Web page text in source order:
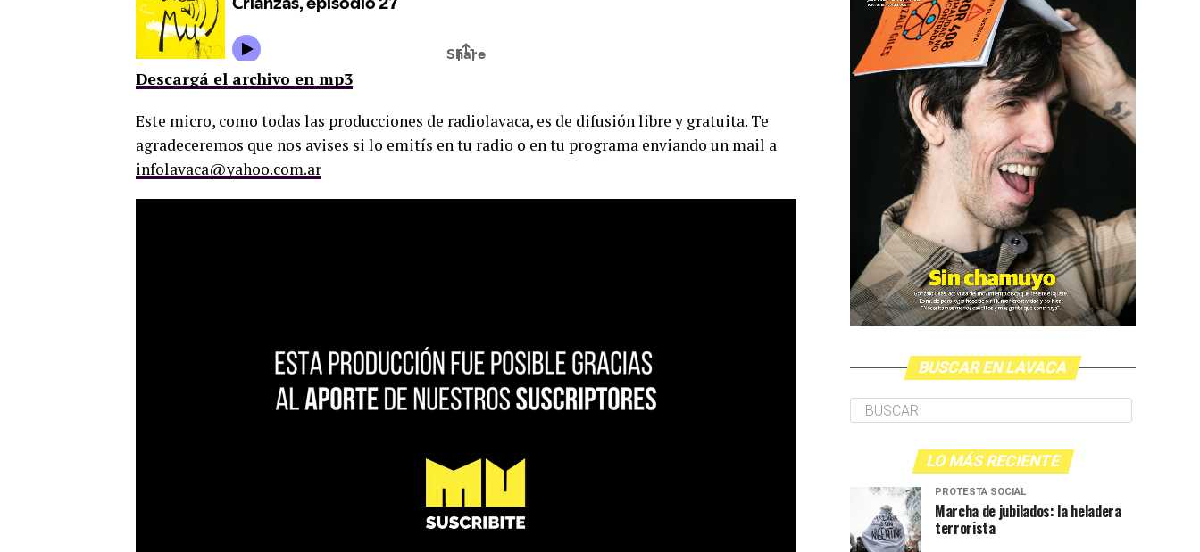
Descargá el archivo en mp3
Este micro, como todas las producciones de radiolavaca, es de difusión libre y gratuita. Te
agradeceremos que nos avises si lo emití­s en tu radio o en tu programa enviando un mail a
infolavaca@yahoo.com.ar
BUSCAR EN LAVACA
LO MÁS RECIENTE
PROTESTA SOCIAL
Marcha de jubilados: la heladera
terrorista